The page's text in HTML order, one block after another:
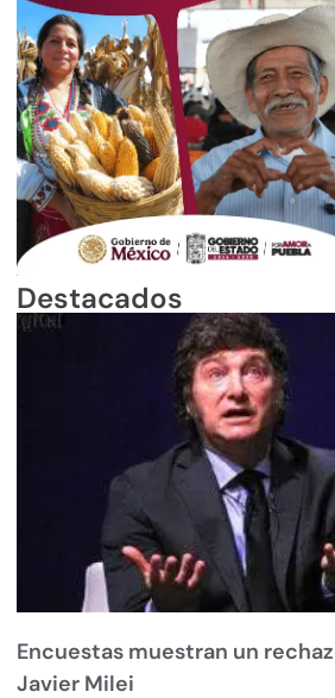
Destacados
Encuestas muestran un
Javier Milei